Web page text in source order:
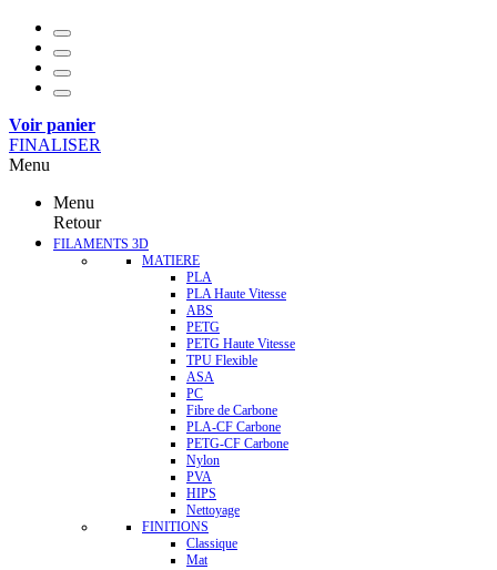
Voir panier
FINALISER
Menu
Menu
Retour
FILAMENTS 3D
MATIERE
PLA
PLA Haute Vitesse
ABS
PETG
PETG Haute Vitesse
TPU Flexible
ASA
PC
Fibre de Carbone
PLA-CF Carbone
PETG-CF Carbone
Nylon
PVA
HIPS
Nettoyage
FINITIONS
Classique
Mat